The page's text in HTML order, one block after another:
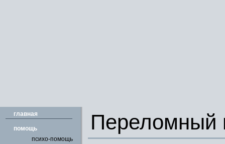
главная
помощь
психо-помощь
Переломный